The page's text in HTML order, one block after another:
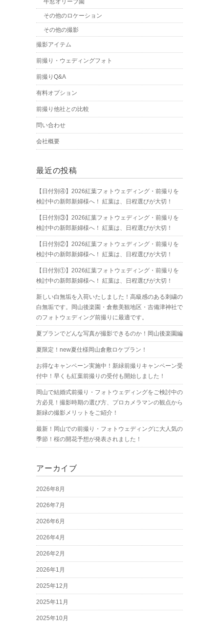
牛窓オリーブ園
その他のロケーション
その他の撮影
撮影アイテム
前撮り・ウェディングフォト
前撮りQ&A
有料オプション
前撮り他社との比較
問い合わせ
会社概要
最近の投稿
【日付別④】2026紅葉フォトウェディング・前撮りを
検討中の新郎新婦様へ！ 紅葉は、日程選びが大切！
【日付別③】2026紅葉フォトウェディング・前撮りを
検討中の新郎新婦様へ！ 紅葉は、日程選びが大切！
【日付別②】2026紅葉フォトウェディング・前撮りを
検討中の新郎新婦様へ！ 紅葉は、日程選びが大切！
【日付別①】2026紅葉フォトウェディング・前撮りを
検討中の新郎新婦様へ！ 紅葉は、日程選びが大切！
新しい白無垢を入荷いたしました！高級感のある刺繍の
白無垢です。岡山後楽園・倉敷美観地区・吉備津神社で
のフォトウェディング前撮りに最適です。
夏プランでどんな写真が撮影できるのか！岡山後楽園編
夏限定！new夏仕様岡山倉敷ロケプラン！
お得なキャンペーン実施中！新緑前撮りキャンペーン受
付中！早くも紅葉前撮りの受付も開始しました！
岡山で結婚式前撮り・フォトウェディングをご検討中の
方必見！撮影時期の選び方、プロカメラマンの観点から
新緑の撮影メリットをご紹介！
最新！岡山での前撮り・フォトウェディングに大人気の
季節！桜の開花予想が発表されました！
アーカイブ
2026年8月
2026年7月
2026年6月
2026年4月
2026年2月
2026年1月
2025年12月
2025年11月
2025年10月